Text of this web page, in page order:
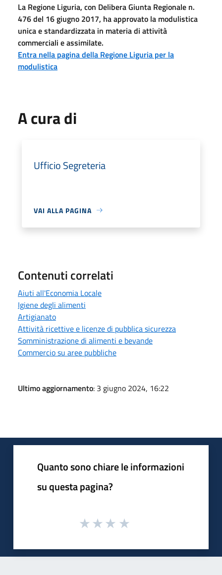
La Regione Liguria, con Delibera Giunta Regionale n.
476 del 16 giugno 2017, ha approvato la modulistica
unica e standardizzata in materia di attività
commerciali e assimilate.
Entra nella pagina della Regione Liguria per la
modulistica
A cura di
Ufficio Segreteria
VAI ALLA PAGINA
Contenuti correlati
Aiuti all'Economia Locale
Igiene degli alimenti
Artigianato
Attività ricettive e licenze di pubblica sicurezza
Somministrazione di alimenti e bevande
Commercio su aree pubbliche
Ultimo aggiornamento: 3 giugno 2024, 16:22
Quanto sono chiare le informazioni
su questa pagina?